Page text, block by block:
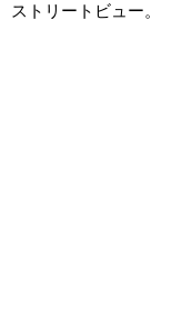
ストリートビュー。